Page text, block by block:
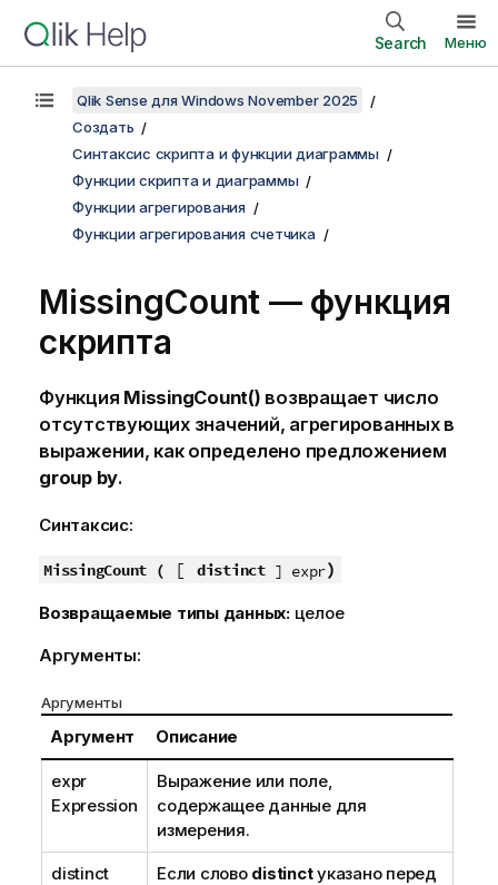
Search Меню
Qlik Sense для Windows November 2025
Создать
Синтаксис скрипта и функции диаграммы
Функции скрипта и диаграммы
Функции агрегирования
Функции агрегирования счетчика
MissingCount — функция
скрипта
Функция MissingCount() возвращает число
отсутствующих значений, агрегированных в
выражении, как определено предложением
group by.
Синтаксис:
MissingCount ( [ distinct] expr)
Возвращаемые типы данных: целое
Аргументы:
Аргументы
Аргумент Описание
expr
Expression
Выражение или поле,
содержащее данные для
измерения.
distinct Если слово distinctуказано перед